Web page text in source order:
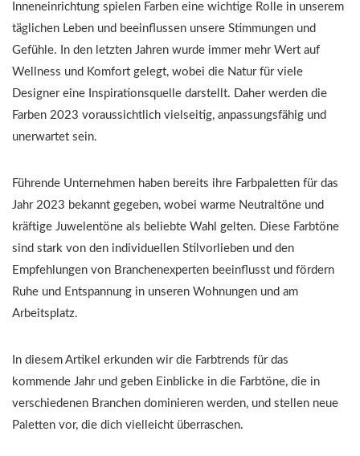
Inneneinrichtung spielen Farben eine wichtige Rolle in unserem
täglichen Leben und beeinflussen unsere Stimmungen und
Gefühle. In den letzten Jahren wurde immer mehr Wert auf
Wellness und Komfort gelegt, wobei die Natur für viele
Designer eine Inspirationsquelle darstellt. Daher werden die
Farben 2023 voraussichtlich vielseitig, anpassungsfähig und
unerwartet sein.
Führende Unternehmen haben bereits ihre Farbpaletten für das
Jahr 2023 bekannt gegeben, wobei warme Neutraltöne und
kräftige Juwelentöne als beliebte Wahl gelten. Diese Farbtöne
sind stark von den individuellen Stilvorlieben und den
Empfehlungen von Branchenexperten beeinflusst und fördern
Ruhe und Entspannung in unseren Wohnungen und am
Arbeitsplatz.
In diesem Artikel erkunden wir die Farbtrends für das
kommende Jahr und geben Einblicke in die Farbtöne, die in
verschiedenen Branchen dominieren werden, und stellen neue
Paletten vor, die dich vielleicht überraschen.